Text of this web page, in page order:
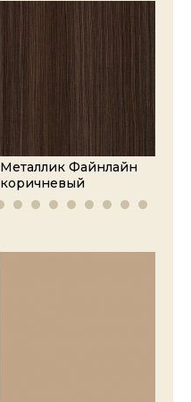
Металлик Файнлайн
коричневый